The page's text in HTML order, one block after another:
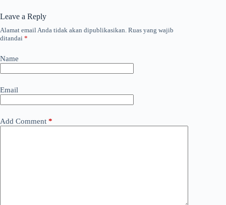
Leave a Reply
Alamat email Anda tidak akan dipublikasikan. Ruas yang wajib
ditandai *
Name
Email
Add Comment *